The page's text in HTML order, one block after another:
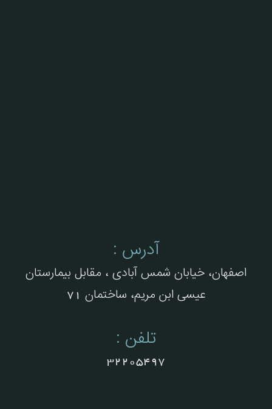
آدرس :
اصفهان، خیابان شمس آبادی ، مقابل بیمارستان
عیسی ابن مریم، ساختمان 71
تلفن :
32205497